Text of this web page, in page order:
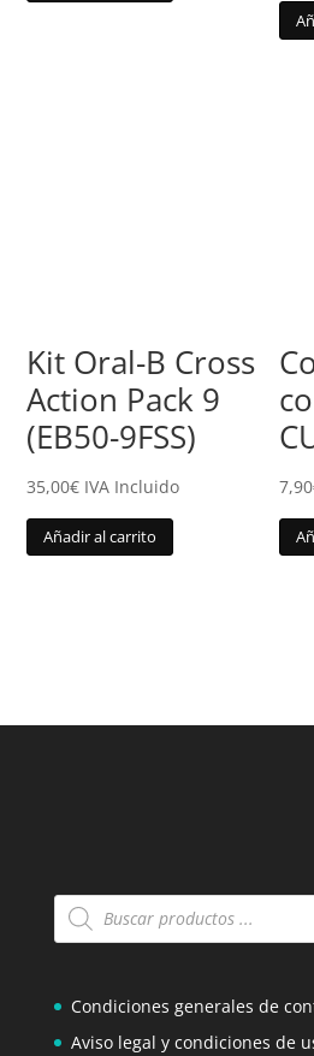
Kit Oral-B Cross
Action Pack 9
(EB50-9FSS)
35,00€ IVA Incluido
Añadir al carrito
7,90
Búsqueda
de
Condiciones generales de
Aviso legal y condiciones de